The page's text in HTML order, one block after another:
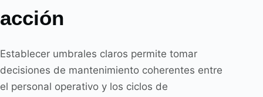
acción
Establecer umbrales claros permite tomar
decisiones de mantenimiento coherentes entre
el personal operativo y los ciclos de